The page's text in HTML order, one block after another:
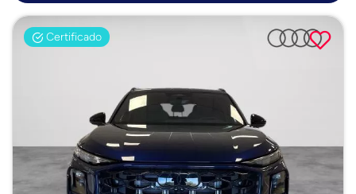
Certificado